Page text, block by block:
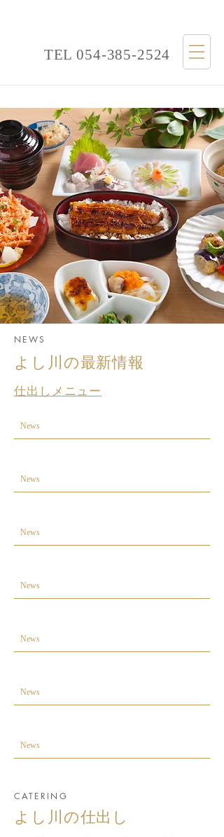
TEL054-385-2524
NEWS
よし川の最新情報
仕出しメニュー
News
News
News
News
News
News
News
CATERING
よし川の仕出し